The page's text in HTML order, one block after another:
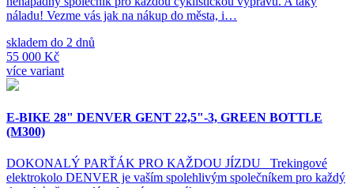
náladu! Vezme vás jak na nákup do města, i…
skladem do 2 dnů
55 000 Kč
více variant
E-BIKE 28" DENVER GENT 22,5"-3, GREEN BOTTLE
(M300)
DOKONALÝ PARŤÁK PRO KAŽDOU JÍZDU Trekingové
elektrokolo DENVER je vaším spolehlivým společníkem pro každý